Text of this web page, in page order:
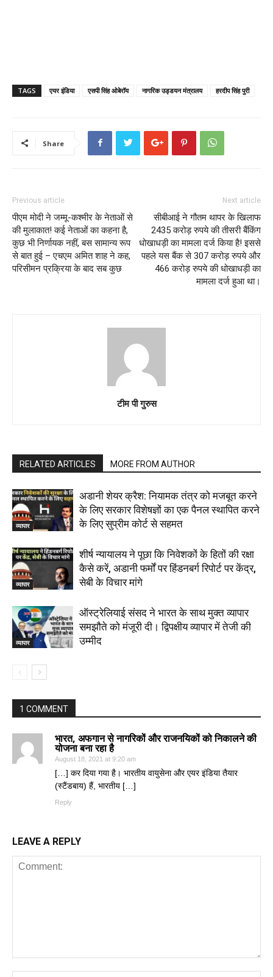
TAGS एयर इंडिया एसपी सिंह ओबेरॉय नागरिक उड्डयन मंत्रालय हरदीप सिंह पुरी
Share
Previous article
पीएम मोदी ने जम्मू-कश्मीर के नेताओं से
की मुलाकात! कई नेताओं का कहना है,
कुछ भी निर्णायक नहीं, बस सामान्य रूप
से बात हुई – एचएम अमित शाह ने कह,
परिसीमन प्रक्रिया के बाद सब कुछ
Next article
सीबीआई ने गौतम थापर के खिलाफ
2435 करोड़ रुपये की तीसरी बैंकिंग
धोखाधड़ी का मामला दर्ज किया है! इससे
पहले यस बैंक से 307 करोड़ रुपये और
466 करोड़ रुपये की धोखाधड़ी का
मामला दर्ज हुआ था।
टीम पी गुरुस
RELATED ARTICLES MORE FROM AUTHOR
व्यापार
अडानी शेयर क्रैश: नियामक तंत्र को मजबूत करने
के लिए सरकार विशेषज्ञों का एक पैनल स्थापित करने
के लिए सुप्रीम कोर्ट से सहमत
व्यापार
शीर्ष न्यायालय ने पूछा कि निवेशकों के हितों की रक्षा
कैसे करें, अडानी फर्मों पर हिंडनबर्ग रिपोर्ट पर केंद्र,
सेबी के विचार मांगे
व्यापार
ऑस्ट्रेलियाई संसद ने भारत के साथ मुक्त व्यापार
समझौते को मंजूरी दी। द्विपक्षीय व्यापार में तेजी की
उम्मीद
1 COMMENT
भारत, अफगान से नागरिकों और राजनयिकों को निकालने की
योजना बना रहा है
August 18, 2021 at 9:20 am
[…] कर दिया गया है। भारतीय वायुसेना और एयर इंडिया तैयार
(स्टैंडबाय) हैं, भारतीय […]
Reply
LEAVE A REPLY